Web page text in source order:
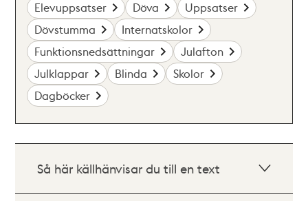
Elevuppsatser Döva
Uppsatser
Dövstumma
Internatskolor
Funktionsnedsättningar
Julafton
Julklappar
Blinda
Skolor
Dagböcker
Så här källhänvisar du till en text